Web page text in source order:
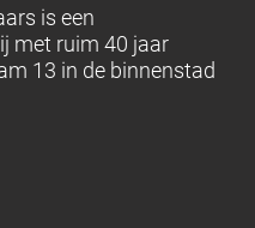
is een
met ruim 40 jaar
13 in de binnenstad